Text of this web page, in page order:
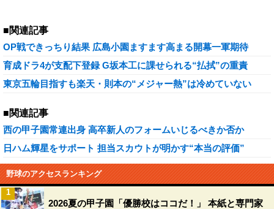
■関連記事
OP戦できっちり結果 広島小園ますます高まる開幕一軍期待
育成ドラ4が支配下登録 G坂本工に課せられる“払拭”の重責
東京五輪目指すも楽天・則本の“メジャー熱”は冷めていない
■関連記事
西の甲子園常連出身 高卒新人のフォームいじるべきか否か
日ハム輝星をサポート 担当スカウトが明かす“本当の評価”
野球のアクセスランキング
2026夏の甲子園「優勝校はココだ！」 本紙と専門家
1